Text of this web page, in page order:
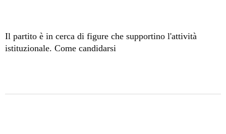
Il partito è in cerca di figure che supportino l'attività
istituzionale. Come candidarsi